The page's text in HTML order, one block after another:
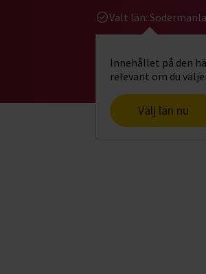
Valt län:
Innehållet på den
relevant om du
Välj län nu
Gå till